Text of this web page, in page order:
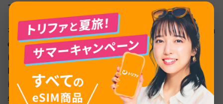
ています。
なお、2025年9月に発売されたiPhone 17シリーズ（iPhon
e 17／iPhone Air／iPhone 17 Pro／iPhone 17 Pro Max）
は、日本で販売されるモデルも物理SIMトレイを廃止しeS
IM専用となりました。そのため物理SIMカードの入れ替え
はできず、機種変更や海外での利用にはeSIMへの移行が
必要です（詳しくはeSIMとは？仕組みやメリット・デメ